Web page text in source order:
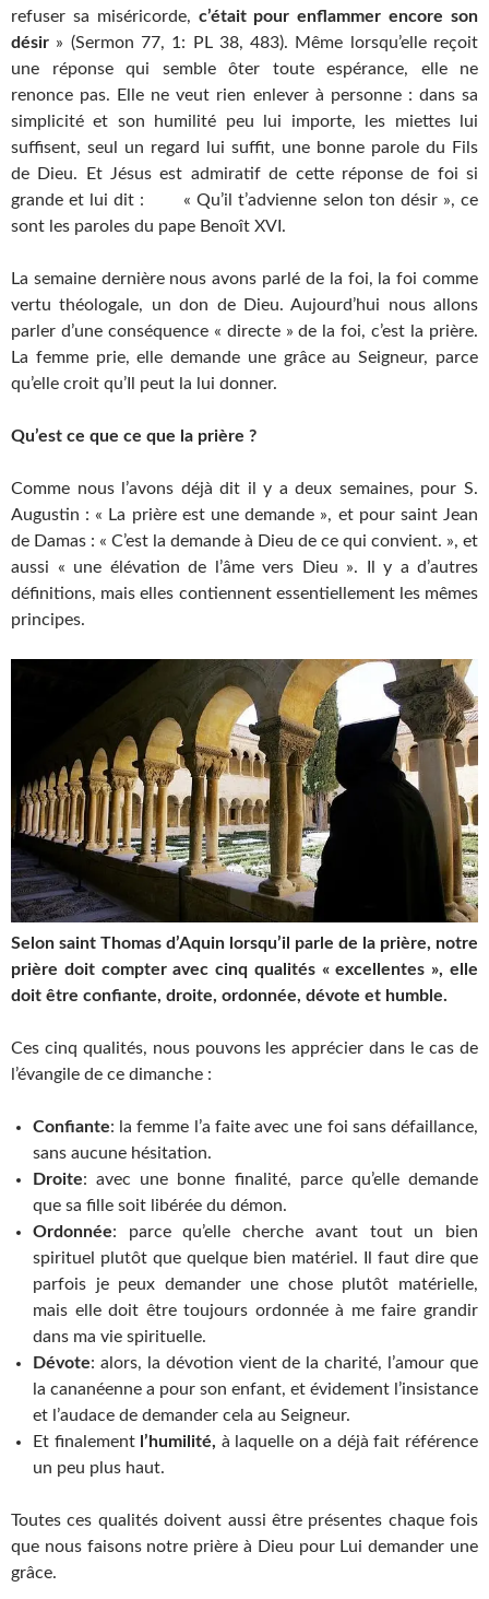
refuser sa miséricorde, c’était pour enflammer encore son
désir » (Sermon 77, 1: PL 38, 483). Même lorsqu’elle reçoit
une réponse qui semble ôter toute espérance, elle ne
renonce pas. Elle ne veut rien enlever à personne : dans sa
simplicité et son humilité peu lui importe, les miettes lui
suffisent, seul un regard lui suffit, une bonne parole du Fils
de Dieu. Et Jésus est admiratif de cette réponse de foi si
grande et lui dit : « Qu’il t’advienne selon ton désir », ce
sont les paroles du pape Benoît XVI.
La semaine dernière nous avons parlé de la foi, la foi comme
vertu théologale, un don de Dieu. Aujourd’hui nous allons
parler d’une conséquence « directe » de la foi, c’est la prière.
La femme prie, elle demande une grâce au Seigneur, parce
qu’elle croit qu’Il peut la lui donner.
Qu’est ce que ce que la prière ?
Comme nous l’avons déjà dit il y a deux semaines, pour S.
Augustin : « La prière est une demande », et pour saint Jean
de Damas : « C’est la demande à Dieu de ce qui convient. », et
aussi « une élévation de l’âme vers Dieu ». Il y a d’autres
définitions, mais elles contiennent essentiellement les mêmes
principes.
Selon saint Thomas d’Aquin lorsqu’il parle de la prière, notre
prière doit compter avec cinq qualités « excellentes », elle
doit être confiante, droite, ordonnée, dévote et humble.
Ces cinq qualités, nous pouvons les apprécier dans le cas de
l’évangile de ce dimanche :
Confiante: la femme l’a faite avec une foi sans défaillance,
sans aucune hésitation.
Droite: avec une bonne finalité, parce qu’elle demande
que sa fille soit libérée du démon.
Ordonnée: parce qu’elle cherche avant tout un bien
spirituel plutôt que quelque bien matériel. Il faut dire que
parfois je peux demander une chose plutôt matérielle,
mais elle doit être toujours ordonnée à me faire grandir
dans ma vie spirituelle.
Dévote: alors, la dévotion vient de la charité, l’amour que
la cananéenne a pour son enfant, et évidement l’insistance
et l’audace de demander cela au Seigneur.
Et finalementl’humilité, à laquelle on a déjà fait référence
un peu plus haut.
Toutes ces qualités doivent aussi être présentes chaque fois
que nous faisons notre prière à Dieu pour Lui demander une
grâce.